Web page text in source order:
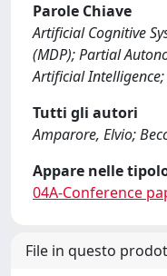
Parole Chiave
Artificial Cognitive
(MDP); Partial
Artificial
Tutti gli autori
Amparore, Elvio;
Appare nelle
04A-Conference
File in questo